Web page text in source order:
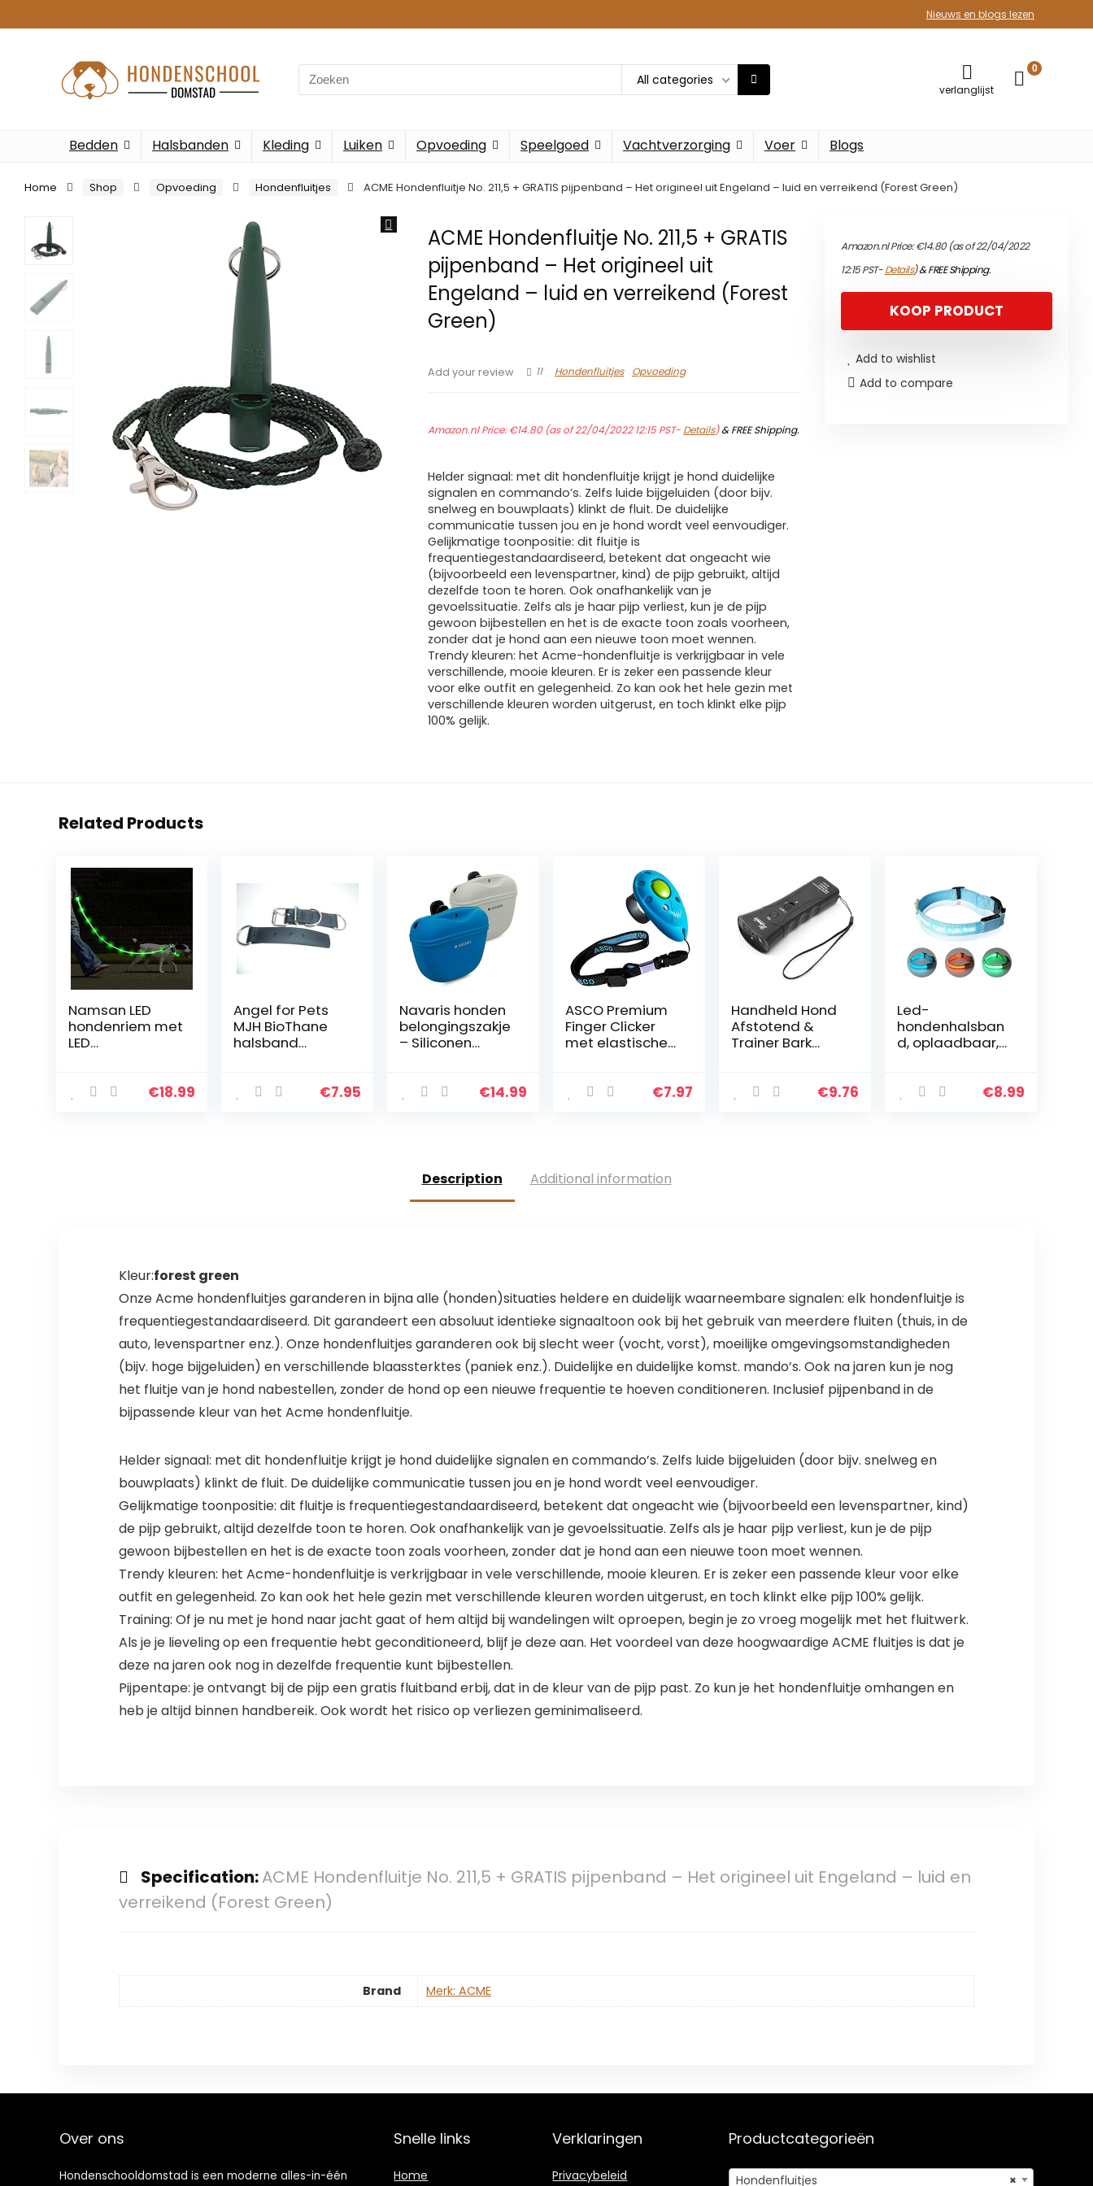
Nieuws en blogs lezen
Search
for:
All categories
verlanglijst
0
Bedden Halsbanden Kleding Luiken Opvoeding Speelgoed Vachtverzorging Voer Blogs
Home Shop Opvoeding Hondenfluitjes ACME Hondenfluitje No. 211,5 + GRATIS pijpenband – Het origineel uit Engeland – luid en verreikend (Forest Green)
ACME Hondenfluitje No. 211,5 + GRATIS
pijpenband – Het origineel uit
Engeland – luid en verreikend (Forest
Green)
Add your review 11 Hondenfluitjes Opvoeding
Amazon.nl Price:€14.80(as of 22/04/2022 12:15 PST- Details)&FREE Shipping.
Helder signaal: met dit hondenfluitje krijgt je hond duidelijke
signalen en commando’s. Zelfs luide bijgeluiden (door bijv.
snelweg en bouwplaats) klinkt de fluit. De duidelijke
communicatie tussen jou en je hond wordt veel eenvoudiger.
Gelijkmatige toonpositie: dit fluitje is
frequentiegestandaardiseerd, betekent dat ongeacht wie
(bijvoorbeeld een levenspartner, kind) de pijp gebruikt, altijd
dezelfde toon te horen. Ook onafhankelijk van je
gevoelssituatie. Zelfs als je haar pijp verliest, kun je de pijp
gewoon bijbestellen en het is de exacte toon zoals voorheen,
zonder dat je hond aan een nieuwe toon moet wennen.
Trendy kleuren: het Acme-hondenfluitje is verkrijgbaar in vele
verschillende, mooie kleuren. Er is zeker een passende kleur
voor elke outfit en gelegenheid. Zo kan ook het hele gezin met
verschillende kleuren worden uitgerust, en toch klinkt elke pijp
100% gelijk.
Amazon.nl Price:€14.80(as of 22/04/2022
12:15 PST-Details)&FREE Shipping.
KOOP PRODUCT
Add to wishlist
Add to compare
Related Products
Namsan LED
hondenriem met
LED
oplaadbaar€18.99
Angel for Pets
MJH BioThane
halsband
25mm breed€7.95
Navaris honden
belongingszakje
– Siliconen
Traktatiezakje
sluiting en clip
€14.99
ASCO Premium
Finger Clicker
met elastische
PET Hond Puppy
€7.97
Handheld Hond
Afstotend &
Trainer Bark
Infrarood Hond
€9.76
Led-
hondenhalsban
d, oplaadbaar,
veiligheidshalsb
€8.99
Description Additional information
Kleur:forest green
Onze Acme hondenfluitjes garanderen in bijna alle (honden)situaties heldere en duidelijk waarneembare signalen: elk hondenfluitje is
frequentiegestandaardiseerd. Dit garandeert een absoluut identieke signaaltoon ook bij het gebruik van meerdere fluiten (thuis, in de
auto, levenspartner enz.). Onze hondenfluitjes garanderen ook bij slecht weer (vocht, vorst), moeilijke omgevingsomstandigheden
(bijv. hoge bijgeluiden) en verschillende blaassterktes (paniek enz.). Duidelijke en duidelijke komst. mando’s. Ook na jaren kun je nog
het fluitje van je hond nabestellen, zonder de hond op een nieuwe frequentie te hoeven conditioneren. Inclusief pijpenband in de
bijpassende kleur van het Acme hondenfluitje.
Helder signaal: met dit hondenfluitje krijgt je hond duidelijke signalen en commando’s. Zelfs luide bijgeluiden (door bijv. snelweg en
bouwplaats) klinkt de fluit. De duidelijke communicatie tussen jou en je hond wordt veel eenvoudiger.
Gelijkmatige toonpositie: dit fluitje is frequentiegestandaardiseerd, betekent dat ongeacht wie (bijvoorbeeld een levenspartner, kind)
de pijp gebruikt, altijd dezelfde toon te horen. Ook onafhankelijk van je gevoelssituatie. Zelfs als je haar pijp verliest, kun je de pijp
gewoon bijbestellen en het is de exacte toon zoals voorheen, zonder dat je hond aan een nieuwe toon moet wennen.
Trendy kleuren: het Acme-hondenfluitje is verkrijgbaar in vele verschillende, mooie kleuren. Er is zeker een passende kleur voor elke
outfit en gelegenheid. Zo kan ook het hele gezin met verschillende kleuren worden uitgerust, en toch klinkt elke pijp 100% gelijk.
Training: Of je nu met je hond naar jacht gaat of hem altijd bij wandelingen wilt oproepen, begin je zo vroeg mogelijk met het fluitwerk.
Als je je lieveling op een frequentie hebt geconditioneerd, blijf je deze aan. Het voordeel van deze hoogwaardige ACME fluitjes is dat je
deze na jaren ook nog in dezelfde frequentie kunt bijbestellen.
Pijpentape: je ontvangt bij de pijp een gratis fluitband erbij, dat in de kleur van de pijp past. Zo kun je het hondenfluitje omhangen en
heb je altijd binnen handbereik. Ook wordt het risico op verliezen geminimaliseerd.
Specification:ACME Hondenfluitje No. 211,5 + GRATIS pijpenband – Het origineel uit Engeland – luid en
verreikend (Forest Green)
Brand Merk: ACME
Over ons
Hondenschooldomstad is een moderne alles-in-één
Snelle links
Home
Verklaringen
Privacybeleid
Productcategorieën
×
Hondenfluitjes